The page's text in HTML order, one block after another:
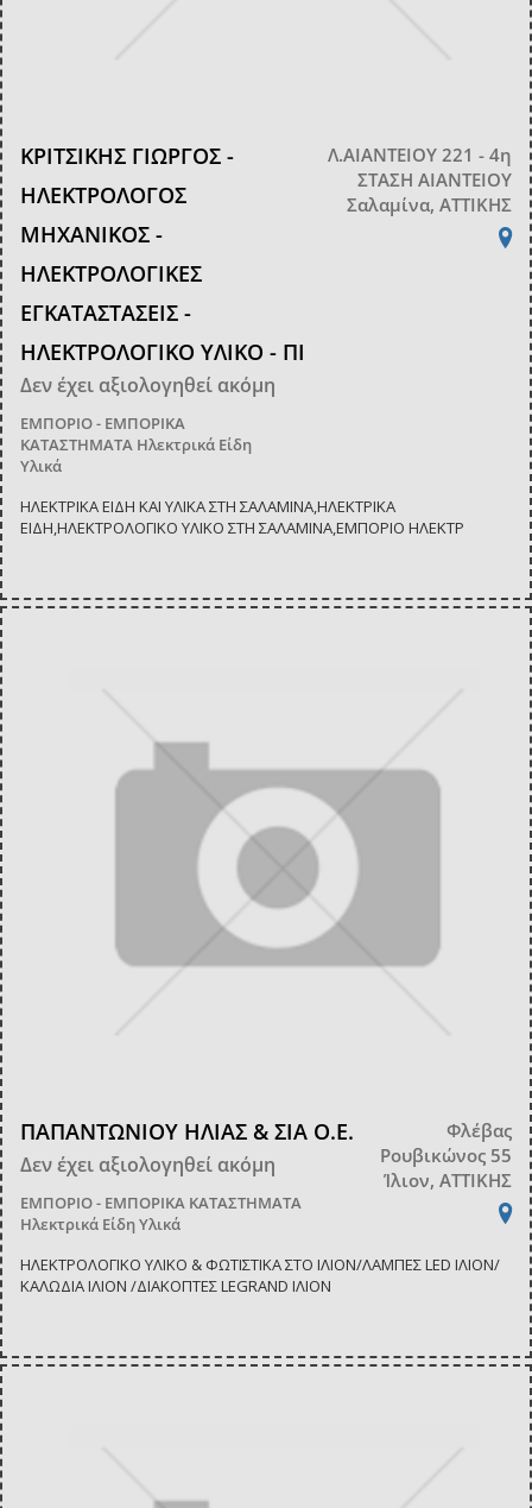
ΚΡΙΤΣΙΚΗΣ ΓΙΩΡΓΟΣ -
ΗΛΕΚΤΡΟΛΟΓΟΣ
ΜΗΧΑΝΙΚΟΣ -
ΗΛΕΚΤΡΟΛΟΓΙΚΕΣ
ΕΓΚΑΤΑΣΤΑΣΕΙΣ -
ΗΛΕΚΤΡΟΛΟΓΙΚΟ ΥΛΙΚΟ - ΠΙ
Δεν έχει αξιολογηθεί ακόμη
ΕΜΠΟΡΙΟ - ΕΜΠΟΡΙΚΑ
ΚΑΤΑΣΤΗΜΑΤΑ Ηλεκτρικά Είδη
Υλικά
Λ.ΑΙΑΝΤΕΙΟΥ 221 - 4η
ΣΤΑΣΗ ΑΙΑΝΤΕΙΟΥ
Σαλαμίνα, ΑΤΤΙΚΗΣ
ΗΛΕΚΤΡΙΚΑ ΕΙΔΗ ΚΑΙ ΥΛΙΚΑ ΣΤΗ ΣΑΛΑΜΙΝΑ,ΗΛΕΚΤΡΙΚΑ
ΕΙΔΗ,ΗΛΕΚΤΡΟΛΟΓΙΚΟ ΥΛΙΚΟ ΣΤΗ ΣΑΛΑΜΙΝΑ,ΕΜΠΟΡΙΟ ΗΛΕΚΤΡ
ΠΑΠΑΝΤΩΝΙΟΥ ΗΛΙΑΣ & ΣΙΑ Ο.Ε.
Δεν έχει αξιολογηθεί ακόμη
ΕΜΠΟΡΙΟ - ΕΜΠΟΡΙΚΑ ΚΑΤΑΣΤΗΜΑΤΑ
Ηλεκτρικά Είδη Υλικά
Φλέβας
Ρουβικώνος 55
Ίλιον, ΑΤΤΙΚΗΣ
ΗΛΕΚΤΡΟΛΟΓΙΚΟ ΥΛΙΚΟ & ΦΩΤΙΣΤΙΚΑ ΣΤΟ ΙΛΙΟΝ/ΛΑΜΠΕΣ LED ΙΛΙΟΝ/
ΚΑΛΩΔΙΑ ΙΛΙΟΝ /ΔΙΑΚΟΠΤΕΣ LEGRAND ΙΛΙΟΝ